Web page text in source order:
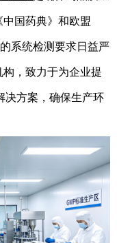
国药典》和欧盟
系统检测要求日益严
，致力于为企业提
决方案，确保生产环